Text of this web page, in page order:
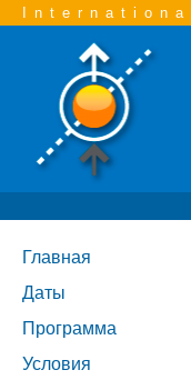
Главная
Даты
Программа
Условия